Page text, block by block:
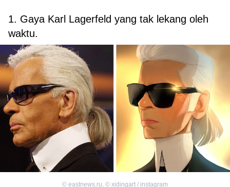
1. Gaya Karl Lagerfeld yang tak lekang oleh
waktu.
© eastnews.ru © xidingart / instagram